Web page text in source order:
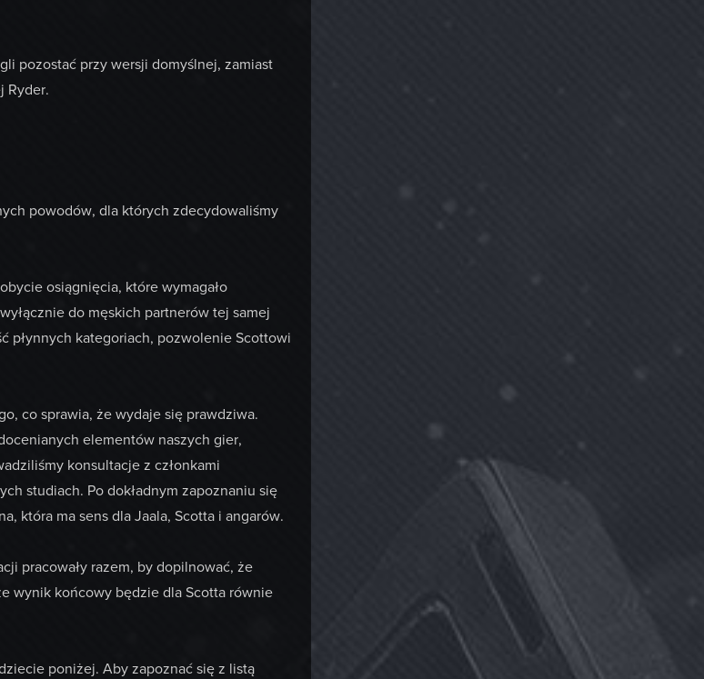
pozostać przy wersji domyślnej, zamiast
Ryder.
powodów, dla których zdecydowaliśmy
osiągnięcia, które wymagało
do męskich partnerów tej samej
płynnych kategoriach, pozwolenie Scottowi
co sprawia, że wydaje się prawdziwa.
elementów naszych gier,
konsultacje z członkami
studiach. Po dokładnym zapoznaniu się
która ma sens dla Jaala, Scotta i angarów.
pracowały razem, by dopilnować, że
wynik końcowy będzie dla Scotta równie
poniżej. Aby zapoznać się z listą